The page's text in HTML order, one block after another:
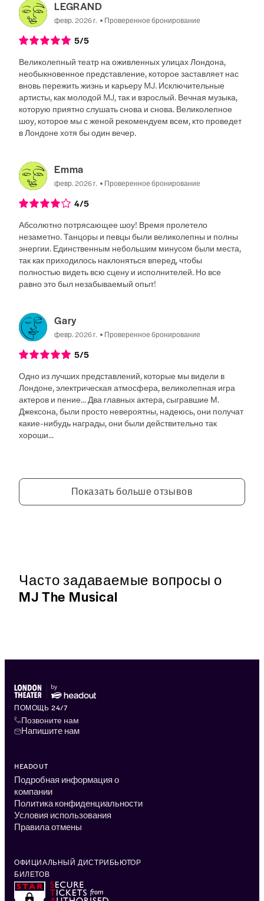
LEGRAND
февр. 2026 г. Проверенное бронирование
5/5
Великолепный театр на оживленных улицах Лондона,
необыкновенное представление, которое заставляет нас
вновь пережить жизнь и карьеру MJ. Исключительные
артисты, как молодой MJ, так и взрослый. Вечная музыка,
которую приятно слушать снова и снова. Великолепное
шоу, которое мы с женой рекомендуем всем, кто проведет
в Лондоне хотя бы один вечер.
Emma
февр. 2026 г. Проверенное бронирование
4/5
Абсолютно потрясающее шоу! Время пролетело
незаметно. Танцоры и певцы были великолепны и полны
энергии. Единственным небольшим минусом были места,
так как приходилось наклоняться вперед, чтобы
полностью видеть всю сцену и исполнителей. Но все
равно это был незабываемый опыт!
Gary
февр. 2026 г. Проверенное бронирование
5/5
Одно из лучших представлений, которые мы видели в
Лондоне, электрическая атмосфера, великолепная игра
актеров и пение... Два главных актера, сыгравшие М.
Джексона, были просто невероятны, надеюсь, они получат
какие-нибудь награды, они были действительно так
хороши...
Показать больше отзывов
Часто задаваемые вопросы о
MJ The Musical
ПОМОЩЬ 24/7
Позвоните нам
Напишите нам
HEADOUT
Подробная информация о
компании
Политика конфиденциальности
Условия использования
Правила отмены
ОФИЦИАЛЬНЫЙ ДИСТРИБЬЮТОР
БИЛЕТОВ